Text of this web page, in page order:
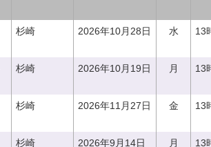
杉崎 2026年10月28日 水 13
杉崎 2026年10月19日 月 13
杉崎 2026年11月27日 金 13
杉崎 2026年9月14日 月 13